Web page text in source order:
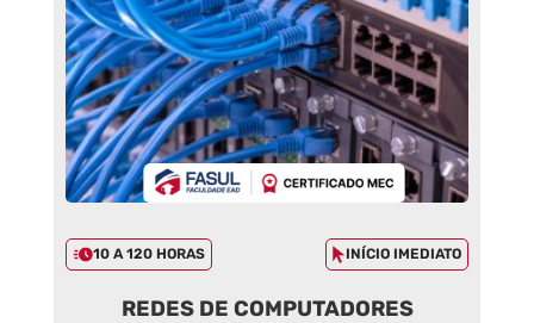
10 A 120 HORAS INÍCIO IMEDIATO
REDES DE COMPUTADORES